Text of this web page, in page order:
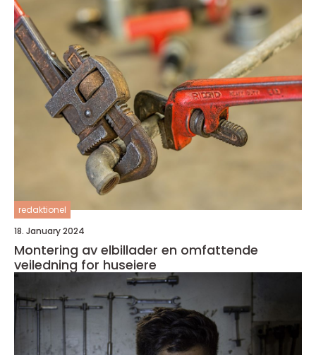
redaktionel
18. January 2024
Montering av elbillader en omfattende
veiledning for huseiere